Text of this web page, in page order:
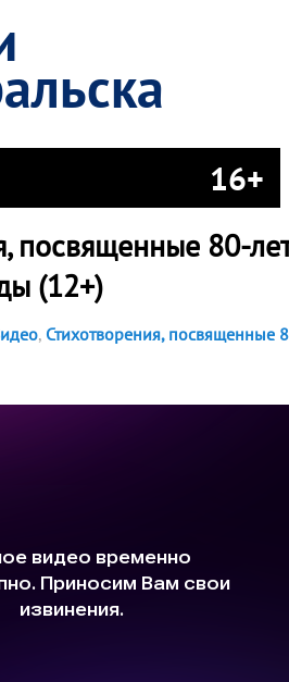
16+
посвященные 80-
(12+)
, Стихотворения, посвященные